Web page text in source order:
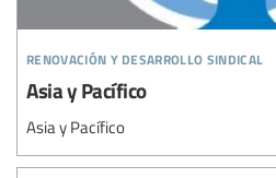
renovación y desarrollo sindical
Asia y Pacífico
Asia y Pacífico